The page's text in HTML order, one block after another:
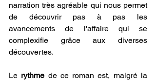
narration très agréable qui nous permet
de découvrir pas à pas les
avancements de l'affaire qui se
complexifie grâce aux diverses
découvertes.
Le rythme de ce roman est, malgré la